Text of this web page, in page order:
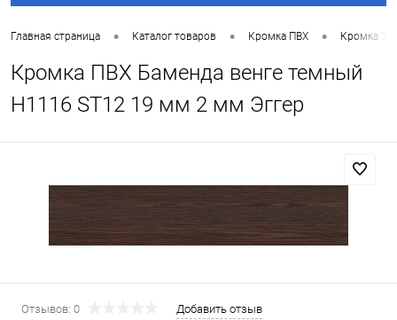
Главная страница • Каталог товаров • Кромка ПВХ • Кромка
Кромка ПВХ Баменда венге темный
Н1116 ST12 19 мм 2 мм Эггер
Отзывов: 0
Добавить отзыв